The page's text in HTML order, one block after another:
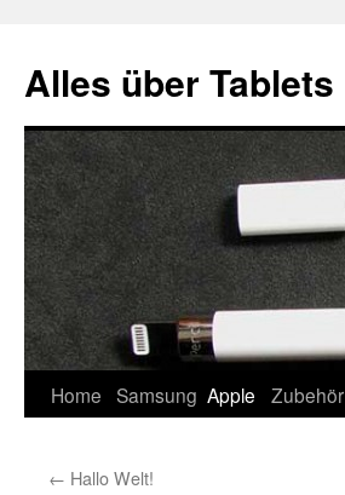
springen
Alles über Tablets
Home Samsung Apple Zubehör
← Hallo Welt!